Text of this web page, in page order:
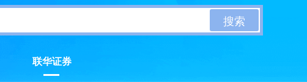
搜索
联华证券